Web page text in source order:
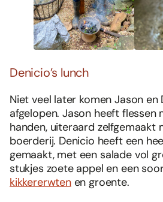
Denicio’s lunch
Niet veel later komen Jason en
afgelopen. Jason heeft flessen
handen, uiteraard zelfgemaakt
boerderij. Denicio heeft een
gemaakt, met een salade vol
stukjes zoete appel en een
kikkererwtenen groente.